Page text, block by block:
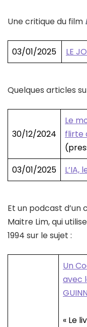
Une critique du film
03/01/2025 LE
Quelques articles
30/12/2024
Le
flirte
03/01/2025
L’IA,
Et un podcast d’un
Maitre Lim, qui
1994 sur le sujet :
Un
avec
« Le